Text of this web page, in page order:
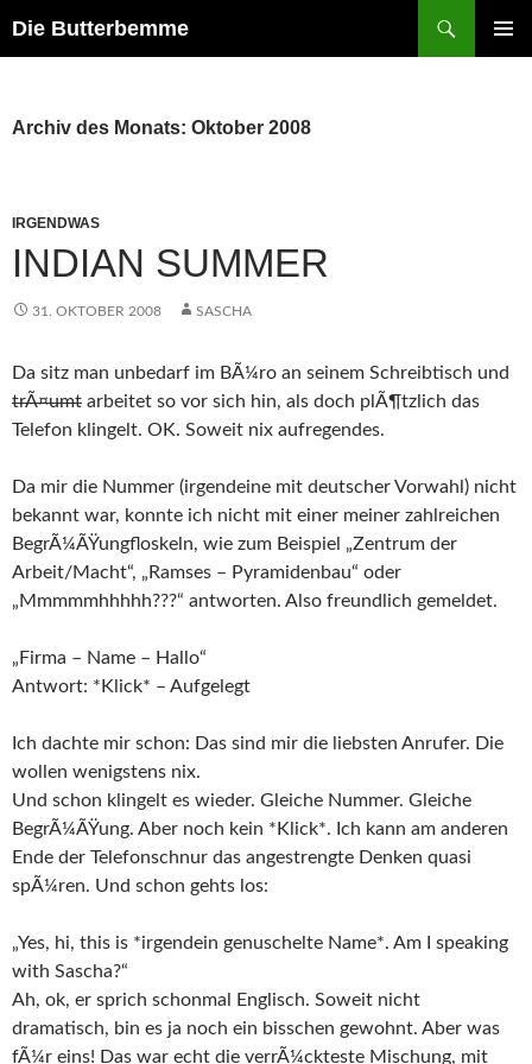
Inhalt
Die Butterbemme
Archiv des Monats: Oktober 2008
IRGENDWAS
INDIAN SUMMER
31. OKTOBER 2008 SASCHA
Da sitz man unbedarf im BÃ¼ro an seinem Schreibtisch und
trÃ¤umt arbeitet so vor sich hin, als doch plÃ¶tzlich das
Telefon klingelt. OK. Soweit nix aufregendes.
Da mir die Nummer (irgendeine mit deutscher Vorwahl) nicht
bekannt war, konnte ich nicht mit einer meiner zahlreichen
BegrÃ¼ÃŸungfloskeln, wie zum Beispiel „Zentrum der
Arbeit/Macht“, „Ramses – Pyramidenbau“ oder
„Mmmmmhhhhh???“ antworten. Also freundlich gemeldet.
„Firma – Name – Hallo“
Antwort: *Klick* – Aufgelegt
Ich dachte mir schon: Das sind mir die liebsten Anrufer. Die
wollen wenigstens nix.
Und schon klingelt es wieder. Gleiche Nummer. Gleiche
BegrÃ¼ÃŸung. Aber noch kein *Klick*. Ich kann am anderen
Ende der Telefonschnur das angestrengte Denken quasi
spÃ¼ren. Und schon gehts los:
„Yes, hi, this is *irgendein genuschelte Name*. Am I speaking
with Sascha?“
Ah, ok, er sprich schonmal Englisch. Soweit nicht
dramatisch, bin es ja noch ein bisschen gewohnt. Aber was
fÃ¼r eins! Das war echt die verrÃ¼ckteste Mischung, mit